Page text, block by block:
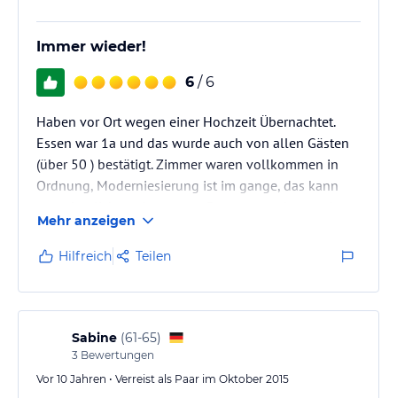
Immer wieder!
6 / 6
Haben vor Ort wegen einer Hochzeit Übernachtet.
Essen war 1a und das wurde auch von allen Gästen
(über 50 ) bestätigt. Zimmer waren vollkommen in
Ordnung, Moderniesierung ist im gange, das kann
Personal war immer freundlich und zuvorkommend,
sind mittlerweile sehr oft im Resturant des Betriebs
Mehr anzeigen
Hilfreich Teilen
Sabine (61-65)
3 Bewertungen
Vor 10 Jahren • Verreist als Paar im Oktober 2015